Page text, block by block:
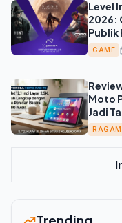
Level
2026:
Publik
GAME
Moto
Jadi
RAGAM